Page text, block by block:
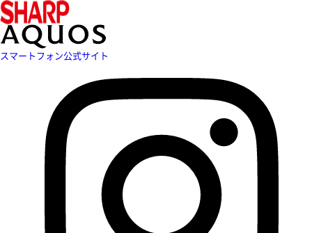
スマートフォン公式サイト